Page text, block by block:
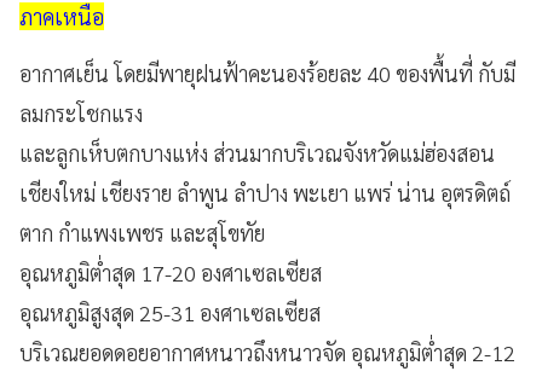
ภาคเหนือ
อากาศเย็น โดยมีพายุฝนฟ้าคะนองร้อยละ 40 ของพื้นที่ กับมี
ลมกระโชกแรง
และลูกเห็บตกบางแห่ง ส่วนมากบริเวณจังหวัดแม่ฮ่องสอน
เชียงใหม่ เชียงราย ลำพูน ลำปาง พะเยา แพร่ น่าน อุตรดิตถ์
ตาก กำแพงเพชร และสุโขทัย
อุณหภูมิต่ำสุด 17-20 องศาเซลเซียส
อุณหภูมิสูงสุด 25-31 องศาเซลเซียส
บริเวณยอดดอยอากาศหนาวถึงหนาวจัด อุณหภูมิต่ำสุด 2-12